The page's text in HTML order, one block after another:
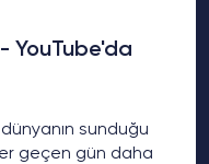
YouTube'da
sunduğu
geçen gün daha